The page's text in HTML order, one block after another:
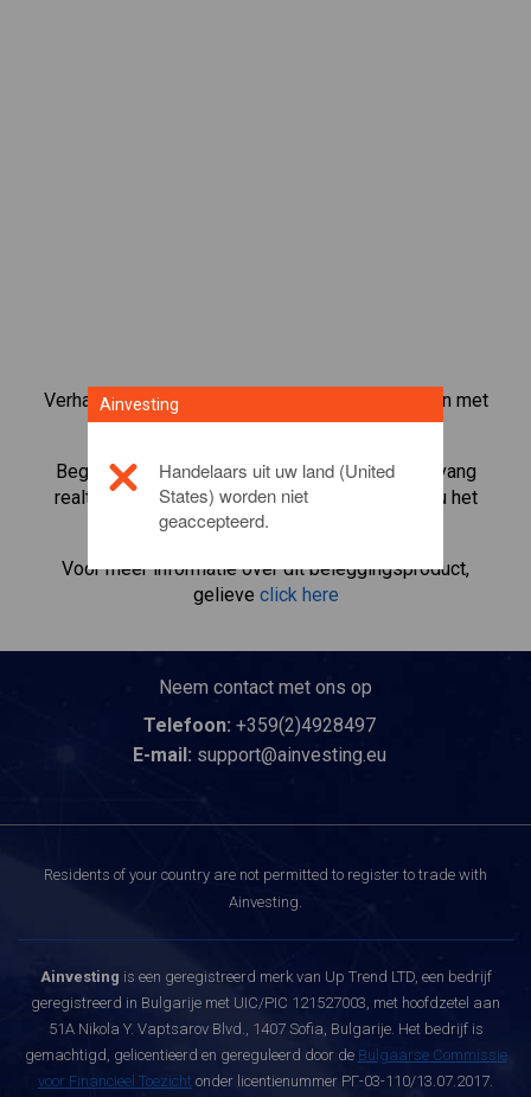
Verhandel meer dan 1000 internationale aandelen met
het CFD-handelsplatform van Ainvesting.
Begin met het handelen in CFD's inMondi
. Ontvang
realtime koersen en ontvang dividenden alsof u het
aandeel zelf bezit.
Voor meer informatie over dit beleggingsproduct,
gelieve click here
Neem contact met ons op
Telefoon: +359(2)4928497
E-mail: support@ainvesting.eu
Residents of your country are not permitted to register to trade with
Ainvesting.
Ainvesting is een geregistreerd merk van Up Trend LTD, een bedrijf
geregistreerd in Bulgarije met UIC/PIC 121527003, met hoofdzetel aan
51A Nikola Y. Vaptsarov Blvd., 1407 Sofia, Bulgarije. Het bedrijf is
gemachtigd, gelicentieerd en gereguleerd door de Bulgaarse Commissie
voor Financieel Toezicht onder licentienummer РГ-03-110/13.07.2017.
Ainvesting
Handelaars uit uw land (United
States) worden niet
geaccepteerd.